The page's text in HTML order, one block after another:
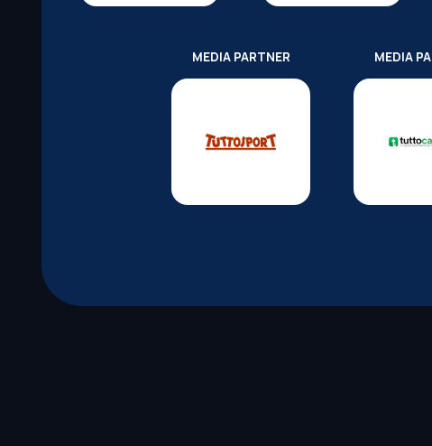
MEDIA PARTNER MEDIA